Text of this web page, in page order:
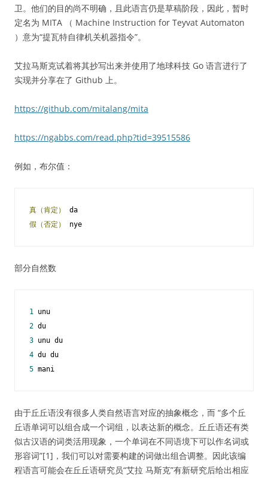
卫。他们的目的尚不明确，且此语言仍是草稿阶段，因此，暂时
定名为 MITA （ Machine Instruction for Teyvat Automaton
）意为“提瓦特自律机关机器指令”。
艾拉马斯克试着将其抄写出来并使用了地球科技 Go 语言进行了
实现并分享在了 Github 上。
https://github.com/mitalang/mita
https://ngabbs.com/read.php?tid=39515586
例如，布尔值：
真（肯定）
假（否定）
nye
部分自然数
1
2
3
4
5 mani
由于丘丘语没有很多人类自然语言对应的抽象概念，而 “多个丘
丘语单词可以组合成一个词组，以表达新的概念。丘丘语还有类
似古汉语的词类活用现象，一个单词在不同语境下可以作名词或
形容词”[1]，我们可以对需要构建的词做出组合调整。因此该编
程语言可能会在丘丘语研究员“艾拉 马斯克”有新研究后给出相应